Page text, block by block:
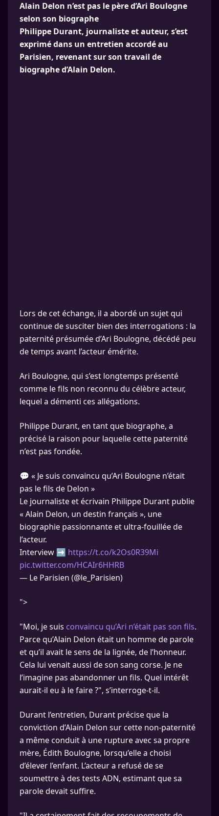
Alain Delon n’est pas le père d’Ari Boulogne
selon son biographe
Philippe Durant, journaliste et auteur, s’est
exprimé dans un entretien accordé au
Parisien, revenant sur son travail de
biographe d’Alain Delon.
Lors de cet échange, il a abordé un sujet qui
continue de susciter bien des interrogations : la
paternité présumée d’Ari Boulogne, décédé peu
de temps avant l’acteur émérite.
Ari Boulogne, qui s’est longtemps présenté
comme le fils non reconnu du célèbre acteur,
lequel a démenti ces allégations.
Philippe Durant, en tant que biographe, a
précisé la raison pour laquelle cette paternité
n’est pas fondée.
💬 « Je suis convaincu qu’Ari Boulogne n’était
pas le fils de Delon »
Le journaliste et écrivain Philippe Durant publie
« Alain Delon, un destin français », une
biographie passionnante et ultra-fouillée de
l’acteur.
Interview ➡️ https://t.co/k2Os0R39Mi
pic.twitter.com/HCAIr6HHRB
— Le Parisien (@le_Parisien)
">
"Moi, je suis convaincu qu’Ari n’était pas son fils.
Parce qu’Alain Delon était un homme de parole
et qu’il avait le sens de la lignée, de l’honneur.
Cela lui venait aussi de son sang corse. Je ne
l’imagine pas abandonner un fils. Quel intérêt
aurait-il eu à le faire ?", s’interroge-t-il.
Durant l’entretien, Durant précise que la
conviction d’Alain Delon sur cette non-paternité
a même conduit à une rupture avec sa propre
mère, Édith Boulogne, lorsqu’elle a choisi
d’élever l’enfant. L’acteur a refusé de se
soumettre à des tests ADN, estimant que sa
parole devait suffire.